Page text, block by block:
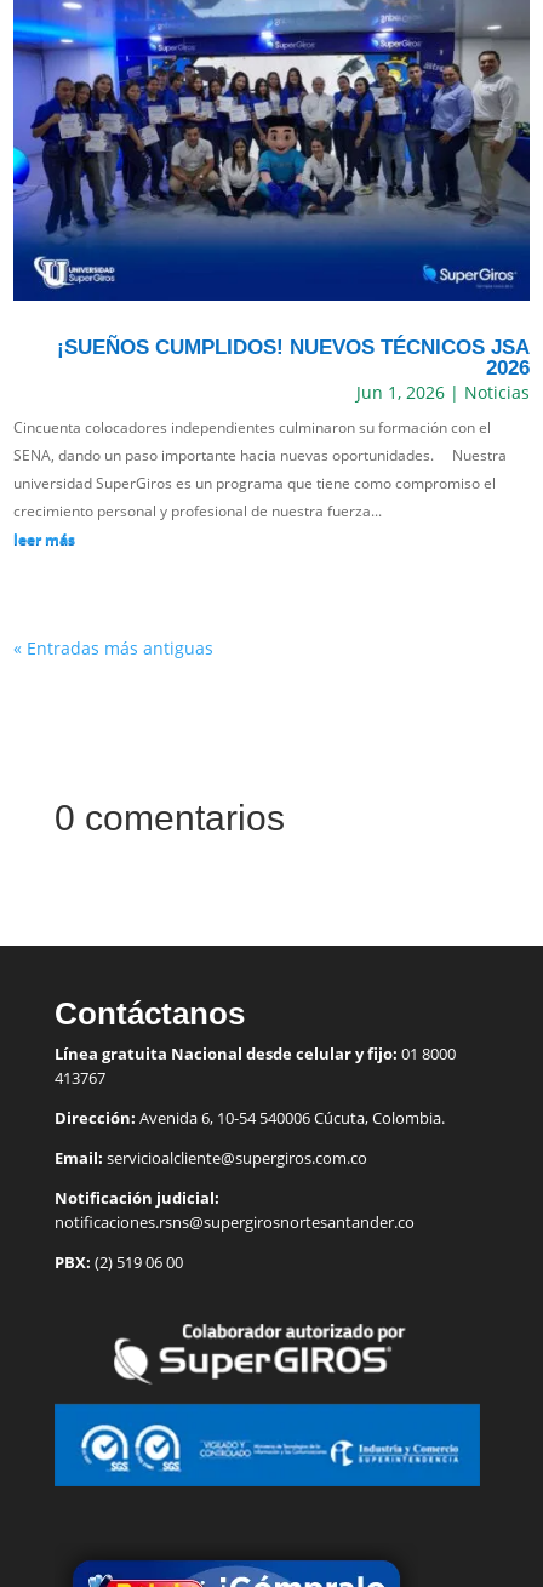
¡SUEÑOS CUMPLIDOS! NUEVOS TÉCNICOS JSA
2026
Jun 1, 2026| Noticias
Cincuenta colocadores independientes culminaron su formación con el
SENA, dando un paso importante hacia nuevas oportunidades. Nuestra
universidad SuperGiros es un programa que tiene como compromiso el
crecimiento personal y profesional de nuestra fuerza...
leer más
« Entradas más antiguas
0 comentarios
Contáctanos
Línea gratuita Nacional desde celular y fijo: 01 8000
413767
Dirección: Avenida 6, 10-54 540006 Cúcuta, Colombia.
Email: servicioalcliente@supergiros.com.co
Notificación judicial:
notificaciones.rsns@supergirosnortesantander.co
PBX: (2) 519 06 00